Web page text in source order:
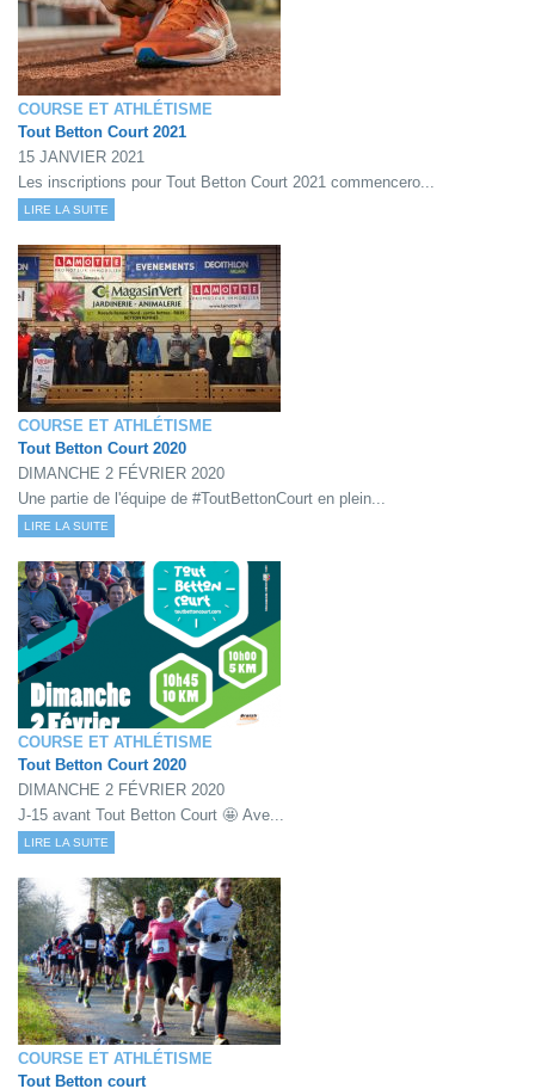
COURSE ET ATHLÉTISME
Tout Betton Court 2021
15 JANVIER 2021
Les inscriptions pour Tout Betton Court 2021 commencero...
LIRE LA SUITE
COURSE ET ATHLÉTISME
Tout Betton Court 2020
DIMANCHE 2 FÉVRIER 2020
Une partie de l'équipe de #ToutBettonCourt en plein...
LIRE LA SUITE
COURSE ET ATHLÉTISME
Tout Betton Court 2020
DIMANCHE 2 FÉVRIER 2020
J-15 avant Tout Betton Court 🤩 Ave...
LIRE LA SUITE
COURSE ET ATHLÉTISME
Tout Betton court